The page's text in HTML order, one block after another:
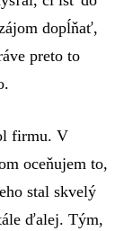
dopĺňať,
preto to
firmu. V
oceňujem to,
stal skvelý
ďalej. Tým,